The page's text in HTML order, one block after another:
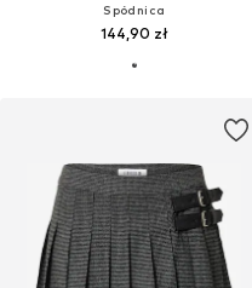
Spódnica
144,90 zł